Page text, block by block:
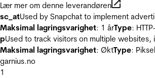
Lær mer om denne leverandøren
sc_atUsed by Snapchat to implement
Maksimal lagringsvarighet: 1 årType:
pUsed to track visitors on multiple
Maksimal lagringsvarighet: ØktType:
garnius.no
1